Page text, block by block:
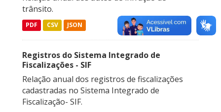
trânsito.
PDF CSV JSON
Registros do Sistema Integrado de
Fiscalizações - SIF
Relação anual dos registros de fiscalizações
cadastradas no Sistema Integrado de
Fiscalização- SIF.